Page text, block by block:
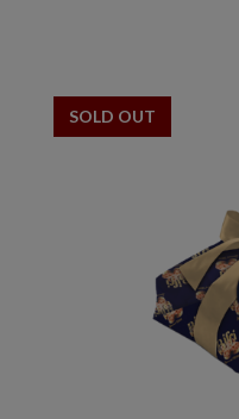
SOLD OUT